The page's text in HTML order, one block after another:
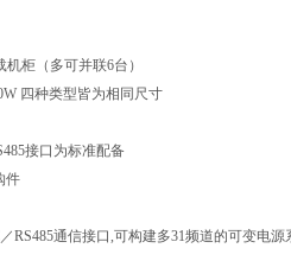
（多可并联6台）
四种类型皆为相同尺寸
接口为标准配备
件
通信接口,可构建多31频道的可变电源